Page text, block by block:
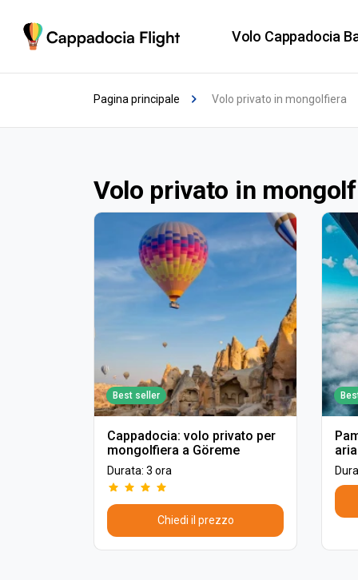
Volo Cappadocia
Pagina principale Volo privato in mongolfiera
Volo privato in
Best seller
Cappadocia: volo privato per
mongolfiera a Göreme
Durata: 3 ora
Chiedi il prezzo